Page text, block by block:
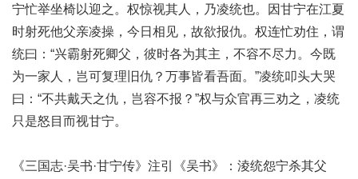
宁忙举坐椅以迎之。权惊视其人，乃凌统也。因甘宁在江夏
时射死他父亲凌操，今日相见，故欲报仇。权连忙劝住，谓
统曰：“兴霸射死卿父，彼时各为其主，不容不尽力。今既
为一家人，岂可复理旧仇？万事皆看吾面。”凌统叩头大哭
曰：“不共戴天之仇，岂容不报？”权与众官再三劝之，凌统
只是怒目而视甘宁。
《三国志·吴书·甘宁传》注引《吴书》：淩统怨宁杀其父